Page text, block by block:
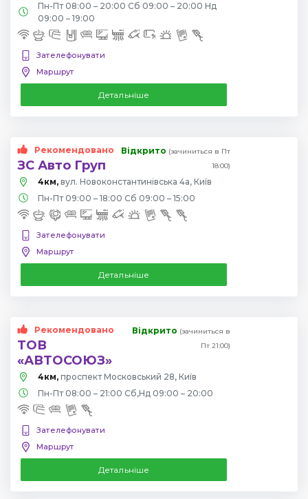
Пн-Пт 08:00 – 20:00 Сб 09:00 – 20:00 Нд
09:00 – 19:00
Зателефонувати
Маршрут
Детальніше
Рекомендовано
ЗС Авто Груп
Відкрито (зачиниться в Пт
18:00)
4км, вул. Новоконстантинівська 4а, Київ
Пн-Пт 09:00 – 18:00 Сб 09:00 – 15:00
Зателефонувати
Маршрут
Детальніше
Рекомендовано
ТОВ
«АВТОСОЮЗ»
Відкрито (зачиниться в
Пт 21:00)
4км, проспект Московський 28, Київ
Пн-Пт 08:00 – 21:00 Сб,Нд 09:00 – 20:00
Зателефонувати
Маршрут
Детальніше